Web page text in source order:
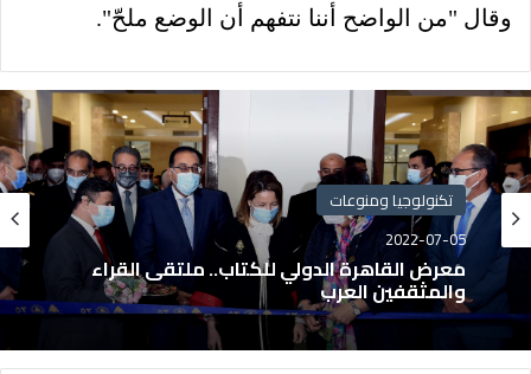
وقال "من الواضح أننا نتفهم أن الوضع ملحّ".
تكنولوجيا ومنوعات
2022-07-05
معرض القاهرة الدولي للكتاب.. ملتقى القراء
والمثقفين العرب